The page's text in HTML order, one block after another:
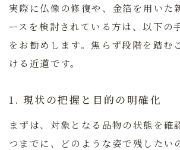
実際に仏像の修復や、金箔を用いた
ースを検討されている方は、以下の
をお勧めします。焦らず段階を踏む
ける近道です。
1. 現状の把握と目的の明確化
まずは、対象となる品物の状態を確
つまでに、どのような姿で残したい